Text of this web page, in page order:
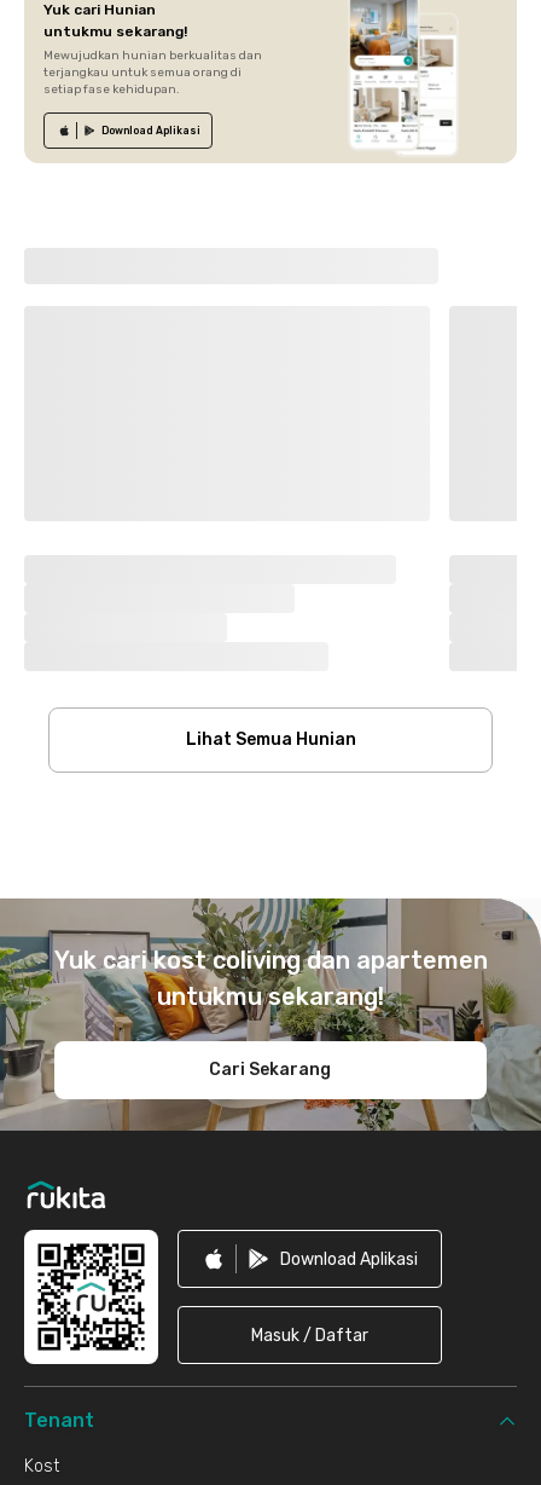
Yuk cari Hunian
untukmu sekarang!
Mewujudkan hunian berkualitas dan
terjangkau untuk semua orang di
setiap fase kehidupan.
Download Aplikasi
Lihat Semua Hunian
Yuk cari kost coliving dan apartemen
untukmu sekarang!
Cari Sekarang
Download Aplikasi
Masuk / Daftar
Tenant
Kost